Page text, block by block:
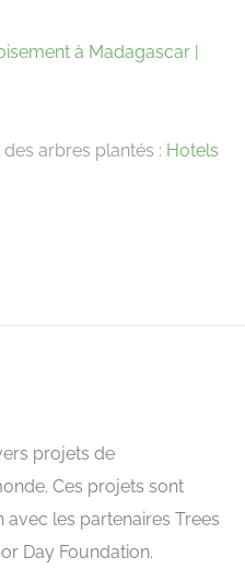
à Madagascar |
arbres plantés : Hotels
projets de
Ces projets sont
les partenaires Trees
Day Foundation.